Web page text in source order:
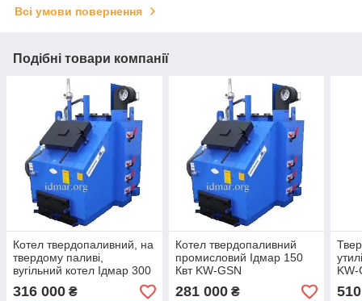
Всі умови повернення
Подібні товари компанії
Котел твердопаливний, на
твердому паливі,
вугільний котел Ідмар 300
Квт KW-GSN
316 000 ₴
Котел твердопаливний
промисловий Ідмар 150
Квт KW-GSN
281 000₴
KW-